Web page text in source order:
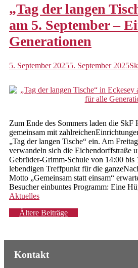
„Tag der langen
am 5. September –
Generationen
5. September 20255. September 2025
Zum Ende des Sommers laden die SkF
gemeinsam mit
„Tag der langen Tische“ ein. Am
verwandeln sich die Eichendorffstraße
Gebrüder-Grimm-Schule von 14:00 bis
lebendigen Treffpunkt für die
Motto „Gemeinsam statt einsam“
Besucher einbuntes Programm: Eine
Aktuelles
Beitragsnavigation
Ältere Beiträge
Kontakt